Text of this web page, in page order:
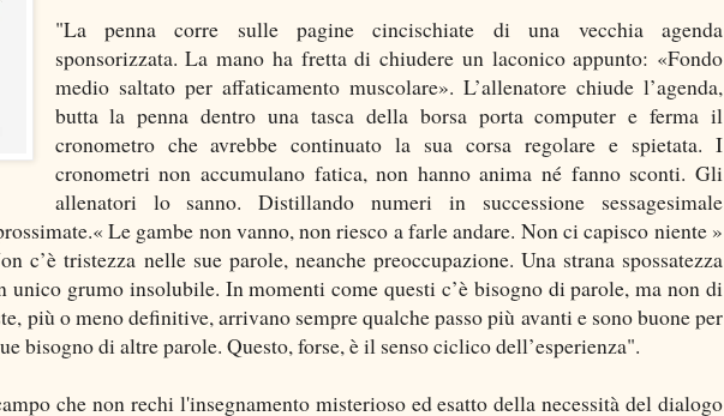
"La penna corre sulle pagine cincischiate di una vecchia agenda
sponsorizzata. La mano ha fretta di chiudere un laconico appunto: «Fondo
medio saltato per affaticamento muscolare». L’allenatore chiude l’agenda,
butta la penna dentro una tasca della borsa porta computer e ferma il
cronometro che avrebbe continuato la sua corsa regolare e spietata. I
cronometri non accumulano fatica, non hanno anima né fanno sconti. Gli
allenatori lo sanno. Distillando numeri in successione sessagesimale
Le gambe non vanno, non riesco a farle andare. Non ci capisco niente »
c’è tristezza nelle sue parole, neanche preoccupazione. Una strana spossatezza
unico grumo insolubile. In momenti come questi c’è bisogno di parole, ma non di
più o meno definitive, arrivano sempre qualche passo più avanti e sono buone per
bisogno di altre parole. Questo, forse, è il senso ciclico dell’esperienza".
che non rechi l'insegnamento misterioso ed esatto della necessità del dialogo